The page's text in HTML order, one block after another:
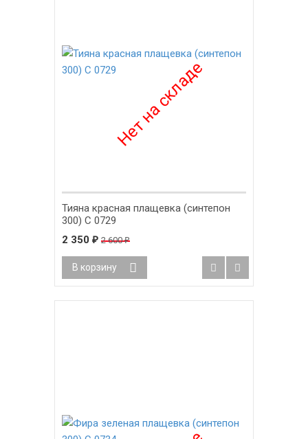
Тияна красная плащевка (синтепон
300) С 0729
2 350 ₽ 2 600₽
В корзину